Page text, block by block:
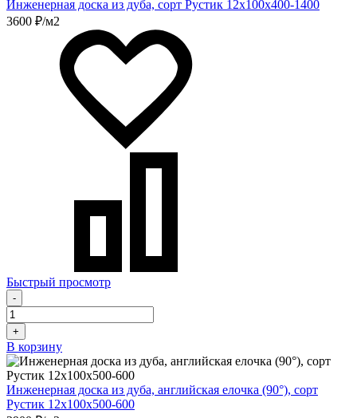
Инженерная доска из дуба, сорт Рустик 12х100х400-1400
3600 ₽/м2
Быстрый просмотр
-
+
В корзину
Инженерная доска из дуба, английская елочка (90°), сорт
Рустик 12х100х500-600